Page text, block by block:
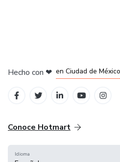
Hecho con ❤ en Ciudad de México
Conoce Hotmart
Idioma